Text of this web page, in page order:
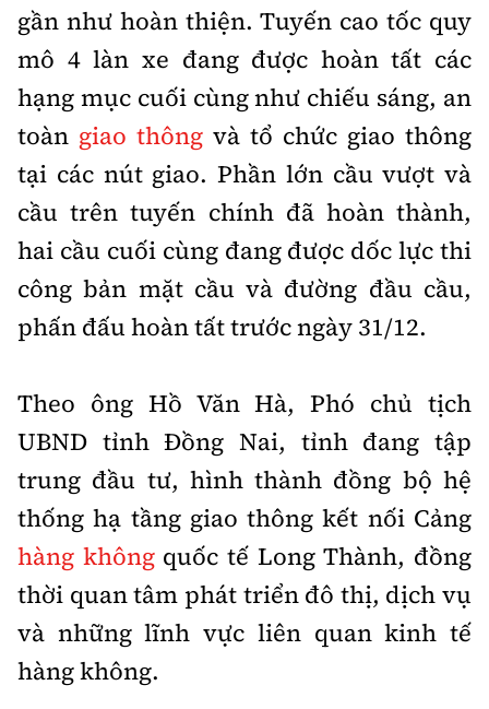
gần như hoàn thiện. Tuyến cao tốc quy
mô 4 làn xe đang được hoàn tất các
hạng mục cuối cùng như chiếu sáng, an
toàn giao thông và tổ chức giao thông
tại các nút giao. Phần lớn cầu vượt và
cầu trên tuyến chính đã hoàn thành,
hai cầu cuối cùng đang được dốc lực thi
công bản mặt cầu và đường đầu cầu,
phấn đấu hoàn tất trước ngày 31/12.
Theo ông Hồ Văn Hà, Phó chủ tịch
UBND tỉnh Đồng Nai, tỉnh đang tập
trung đầu tư, hình thành đồng bộ hệ
thống hạ tầng giao thông kết nối Cảng
hàng khôngquốc tế Long Thành, đồng
thời quan tâm phát triển đô thị, dịch vụ
và những lĩnh vực liên quan kinh tế
hàng không.